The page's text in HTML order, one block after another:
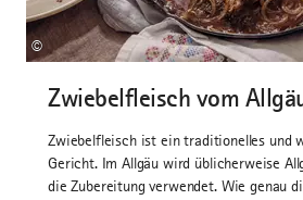
©
Zwiebelfleisch vom
Zwiebelfleisch ist ein traditionelles und
Gericht. Im Allgäu wird üblicherweise
die Zubereitung verwendet. Wie genau